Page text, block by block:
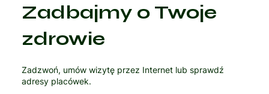
Zadbajmy o Twoje
zdrowie
Zadzwoń, umów wizytę przez Internet lub sprawdź
adresy placówek.